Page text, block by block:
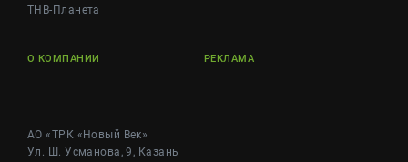
ТНВ-Планета
О КОМПАНИИ РЕКЛАМА
АО «ТРК «Новый Век»
Ул. Ш. Усманова, 9, Казань